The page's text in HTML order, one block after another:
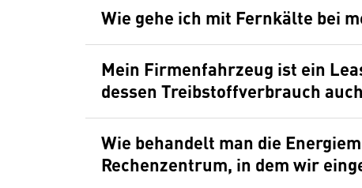
Wie gehe ich mit Fernkälte bei
Mein Firmenfahrzeug ist ein
dessen Treibstoffverbrauch
Wie behandelt man die
Rechenzentrum, in dem wir